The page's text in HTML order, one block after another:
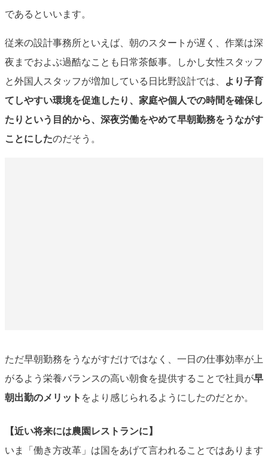
であるといいます。
従来の設計事務所といえば、朝のスタートが遅く、作業は深
夜までおよぶ過酷なことも日常茶飯事。しかし女性スタッフ
と外国人スタッフが増加している日比野設計では、 より子育
てしやすい環境を促進したり、家庭や個人での時間を確保し
たりという目的から、深夜労働をやめて早朝勤務をうながす
ことにしたのだそう。
ただ早朝勤務をうながすだけではなく、一日の仕事効率が上
がるよう栄養バランスの高い朝食を提供することで社員が早
朝出勤のメリット をより感じられるようにしたのだとか。
【近い将来には農園レストランに】
いま「働き方改革」は国をあげて言われることではあります